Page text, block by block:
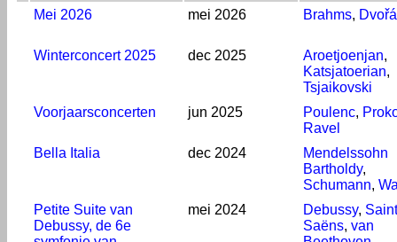
Mei 2026
mei 2026 Brahms,
Winterconcert 2025 dec 2025 Aroetjoenjan,
Katsjatoerian,
Tsjaikovski
Voorjaarsconcerten
jun 2025 Poulenc,
Ravel
Bella Italia
dec 2024
Mendelssohn
Bartholdy,
Schumann,
Petite Suite van
Debussy, de 6e
mei 2024 Debussy,
Saëns, van